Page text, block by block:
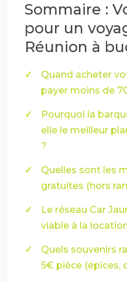
Sommaire :
pour un
Réunion à
Quand acheter
payer moins de
Pourquoi la
elle le meilleur
?
Quelles sont les
gratuites (hors
Le réseau Car
viable à la
Quels souvenirs
5€ pièce (épices,